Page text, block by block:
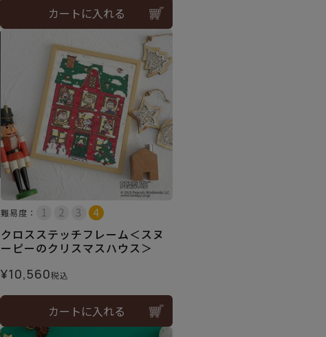
カートに入れる
難易度：
クロスステッチフレーム＜スヌ
ーピーのクリスマスハウス＞
¥10,560税込
カートに入れる